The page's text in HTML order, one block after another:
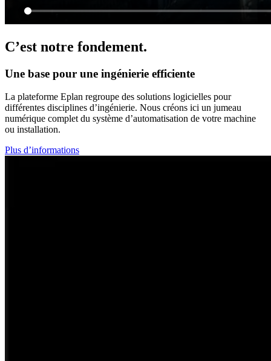
C’est notre fondement.
Une base pour une ingénierie efficiente
La plateforme Eplan regroupe des solutions logicielles pour
différentes disciplines d’ingénierie. Nous créons ici un jumeau
numérique complet du système d’automatisation de votre machine
ou installation.
Plus d’informations